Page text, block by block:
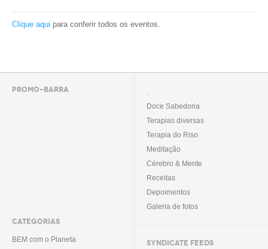
Clique aqui para conferir todos os eventos.
PROMO-BARRA
CATEGORIAS
BEM com o Planeta
.
Doce Sabedoria
Terapias diversas
Terapia do Riso
Meditação
Cérebro & Mente
Receitas
Depoimentos
Galeria de fotos
SYNDICATE FEEDS